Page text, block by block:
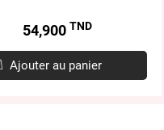
Prix54,900 TND
Ajouter au panier